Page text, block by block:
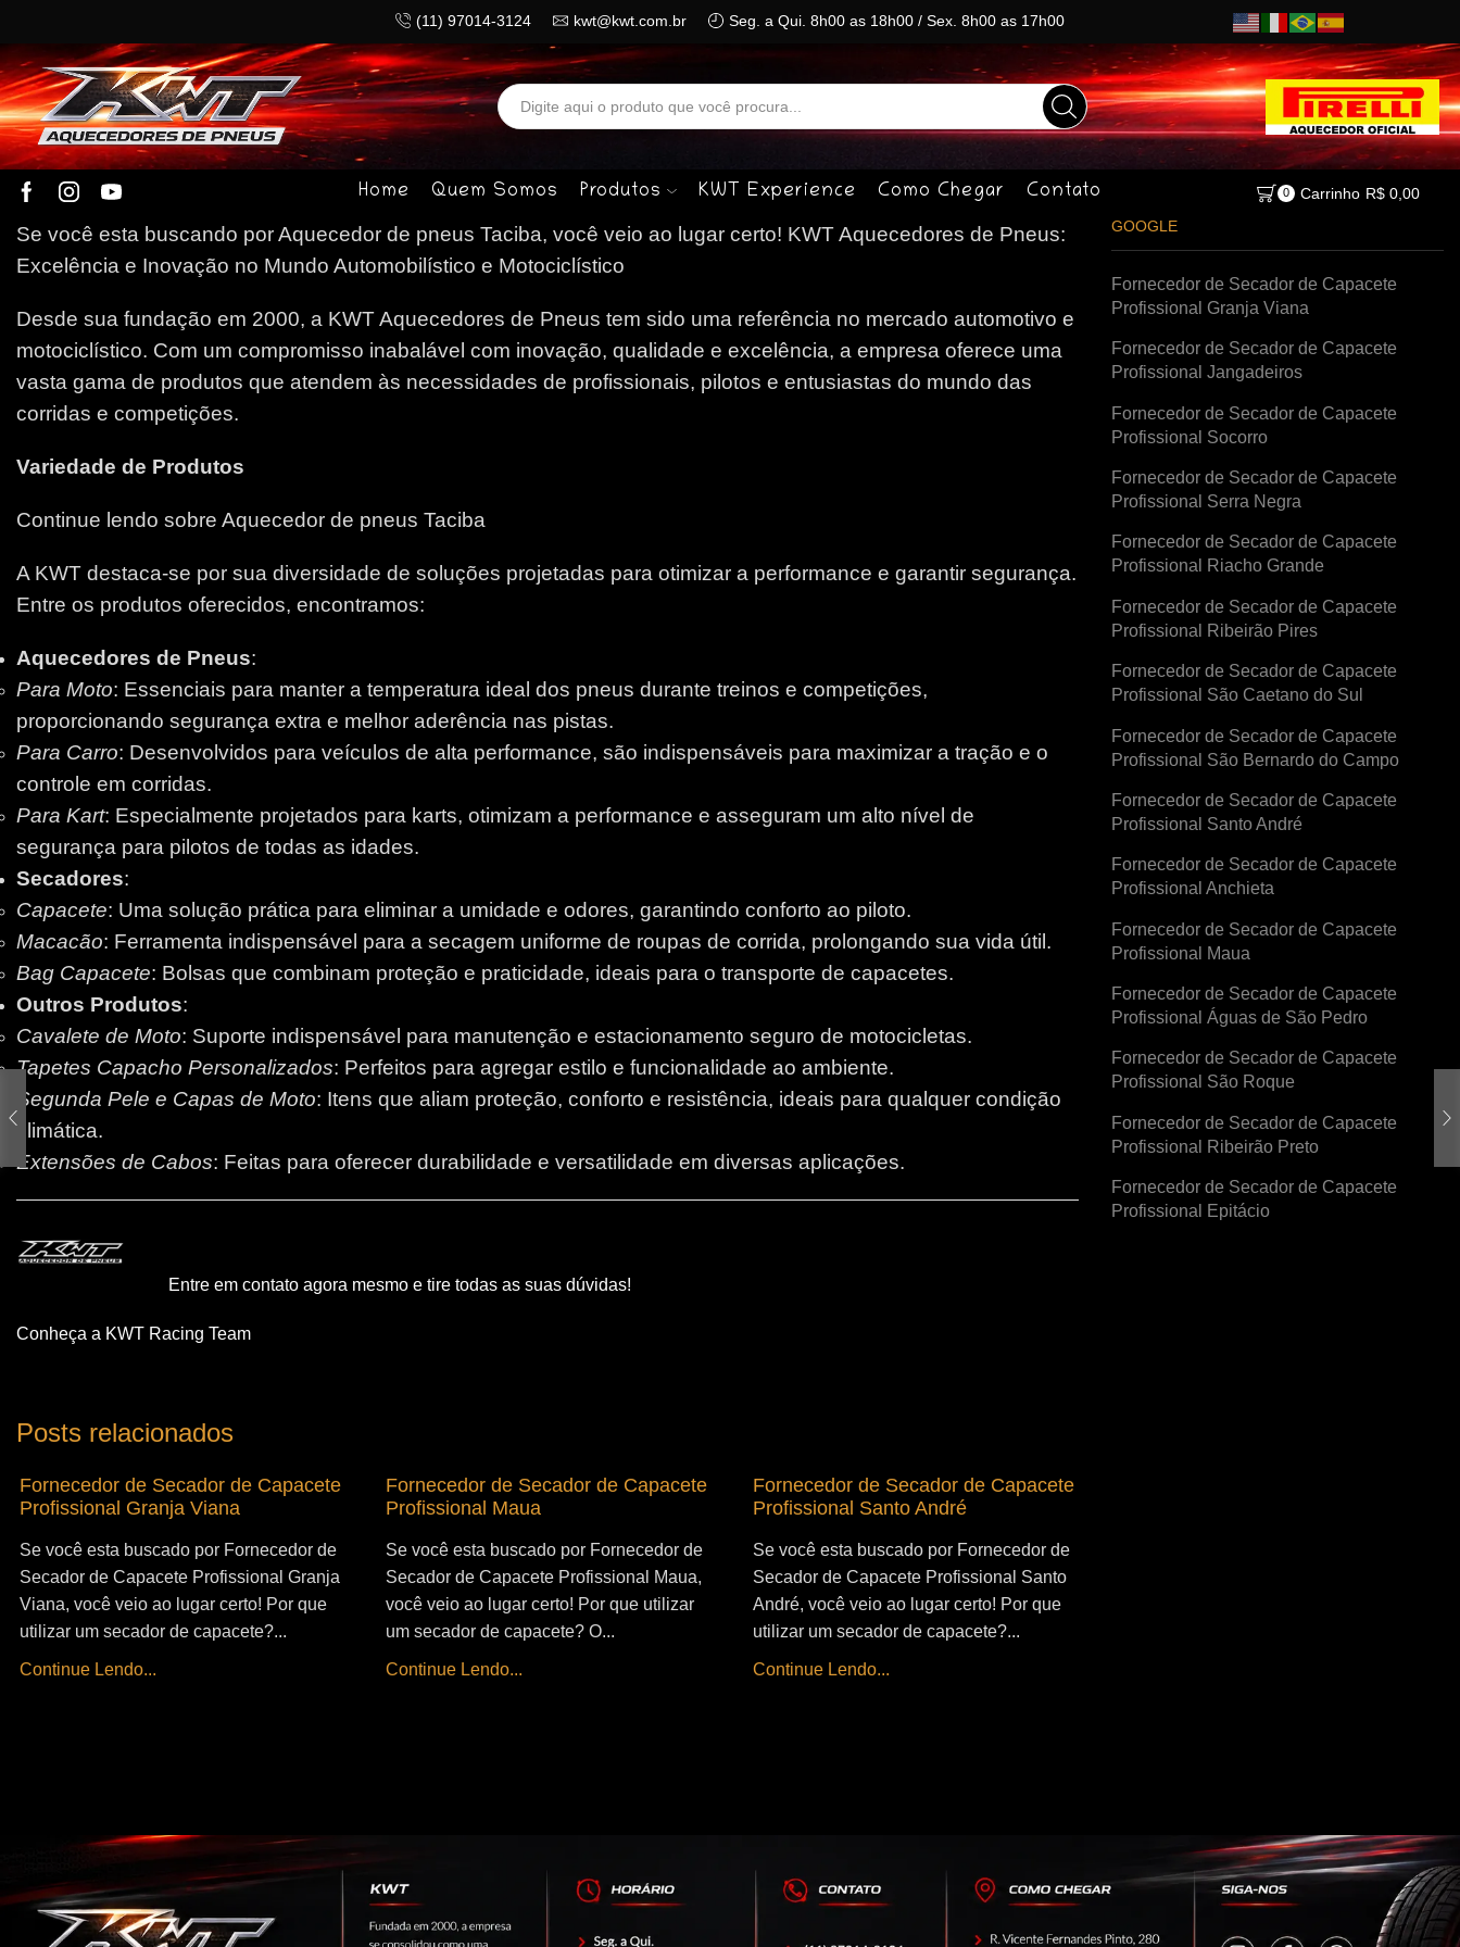
(11) 97014-3124 kwt@kwt.com.br Seg. a Qui. 8h00 as 18h00 / Sex. 8h00 as 17h00
Search
input
Home Quem Somos Produtos KWT Experience Como Chegar Contato 0 Carrinho R$0,00
Se você esta buscando por Aquecedor de pneus Taciba, você veio ao lugar certo! KWT Aquecedores de Pneus:
Excelência e Inovação no Mundo Automobilístico e Motociclístico
Desde sua fundação em 2000, a KWT Aquecedores de Pneus tem sido uma referência no mercado automotivo e
motociclístico. Com um compromisso inabalável com inovação, qualidade e excelência, a empresa oferece uma
vasta gama de produtos que atendem às necessidades de profissionais, pilotos e entusiastas do mundo das
corridas e competições.
Variedade de Produtos
Continue lendo sobre Aquecedor de pneus Taciba
A KWT destaca-se por sua diversidade de soluções projetadas para otimizar a performance e garantir segurança.
Entre os produtos oferecidos, encontramos:
Aquecedores de Pneus:
Para Moto: Essenciais para manter a temperatura ideal dos pneus durante treinos e competições,
proporcionando segurança extra e melhor aderência nas pistas.
Para Carro: Desenvolvidos para veículos de alta performance, são indispensáveis para maximizar a tração e o
controle em corridas.
Para Kart: Especialmente projetados para karts, otimizam a performance e asseguram um alto nível de
segurança para pilotos de todas as idades.
Secadores:
Capacete: Uma solução prática para eliminar a umidade e odores, garantindo conforto ao piloto.
Macacão: Ferramenta indispensável para a secagem uniforme de roupas de corrida, prolongando sua vida útil.
Bag Capacete: Bolsas que combinam proteção e praticidade, ideais para o transporte de capacetes.
Outros Produtos:
Cavalete de Moto: Suporte indispensável para manutenção e estacionamento seguro de motocicletas.
Tapetes Capacho Personalizados: Perfeitos para agregar estilo e funcionalidade ao ambiente.
Segunda Pele e Capas de Moto: Itens que aliam proteção, conforto e resistência, ideais para qualquer condição
climática.
Extensões de Cabos: Feitas para oferecer durabilidade e versatilidade em diversas aplicações.
Entre em contato agora mesmo e tire todas as suas dúvidas!
Conheça a KWT Racing Team
Posts relacionados
Fornecedor de Secador de Capacete
Profissional Granja Viana
Se você esta buscado por Fornecedor de
Secador de Capacete Profissional Granja
Viana, você veio ao lugar certo! Por que
utilizar um secador de capacete?...
Continue Lendo...
Fornecedor de Secador de Capacete
Profissional Maua
Se você esta buscado por Fornecedor de
Secador de Capacete Profissional Maua,
você veio ao lugar certo! Por que utilizar
um secador de capacete? O...
Continue Lendo...
Fornecedor de Secador de Capacete
Profissional Santo André
Se você esta buscado por Fornecedor de
Secador de Capacete Profissional Santo
André, você veio ao lugar certo! Por que
utilizar um secador de capacete?...
Continue Lendo...
GOOGLE
Fornecedor de Secador de Capacete
Profissional Granja Viana
Fornecedor de Secador de Capacete
Profissional Jangadeiros
Fornecedor de Secador de Capacete
Profissional Socorro
Fornecedor de Secador de Capacete
Profissional Serra Negra
Fornecedor de Secador de Capacete
Profissional Riacho Grande
Fornecedor de Secador de Capacete
Profissional Ribeirão Pires
Fornecedor de Secador de Capacete
Profissional São Caetano do Sul
Fornecedor de Secador de Capacete
Profissional São Bernardo do Campo
Fornecedor de Secador de Capacete
Profissional Santo André
Fornecedor de Secador de Capacete
Profissional Anchieta
Fornecedor de Secador de Capacete
Profissional Maua
Fornecedor de Secador de Capacete
Profissional Águas de São Pedro
Fornecedor de Secador de Capacete
Profissional São Roque
Fornecedor de Secador de Capacete
Profissional Ribeirão Preto
Fornecedor de Secador de Capacete
Profissional Epitácio